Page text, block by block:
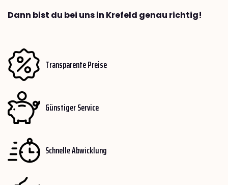
Dann bist du bei uns in Krefeld genau richtig!
Transparente Preise
Günstiger Service
Schnelle Abwicklung